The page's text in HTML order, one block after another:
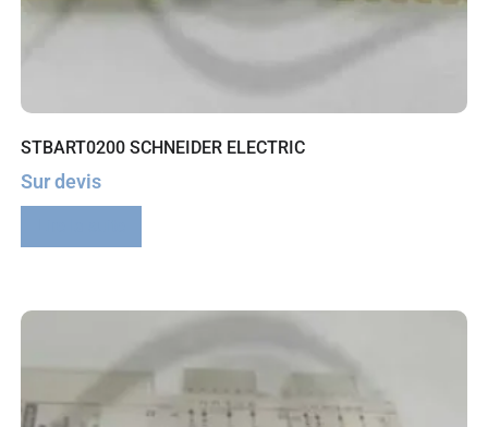
STBART0200 SCHNEIDER ELECTRIC
Sur devis